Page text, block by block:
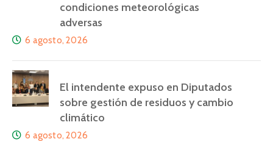
condiciones meteorológicas
adversas
6 agosto, 2026
El intendente expuso en Diputados
sobre gestión de residuos y cambio
climático
6 agosto, 2026